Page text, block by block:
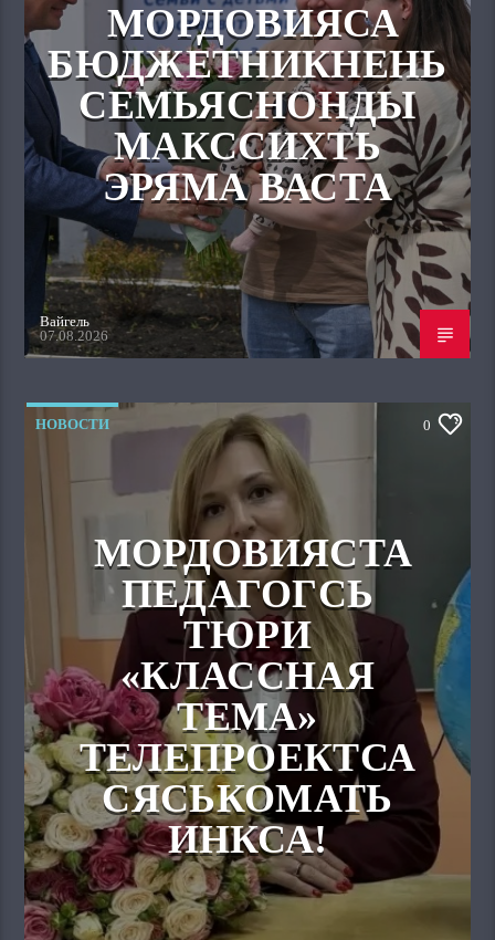
МОРДОВИЯСА
БЮДЖЕТНИКНЕНЬ
СЕМЬЯСНОНДЫ
МАКССИХТЬ
ЭРЯМА ВАСТА
Вайгель
07.08.2026
НОВОСТИ 0
МОРДОВИЯСТА
ПЕДАГОГСЬ
ТЮРИ
«КЛАССНАЯ
ТЕМА»
ТЕЛЕПРОЕКТСА
СЯСЬКОМАТЬ
ИНКСА!